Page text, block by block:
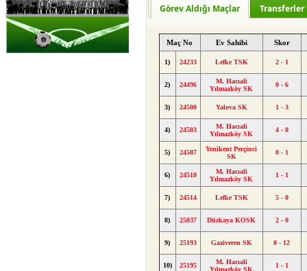
Görev Aldığı Maçlar Transferler
Maç No Ev Sahibi Skor
1) 24233 Lefke TSK 2 - 1
2) 24496
M. Hacıali
Yılmazköy SK
0 - 6
3) 24500 Yalova SK 1 - 3
4) 24503
M. Hacıali
Yılmazköy SK
4 - 0
5) 24507
Yenikent Perçinci
SK
0 - 1
6) 24510
M. Hacıali
Yılmazköy SK
1 - 1
7) 24514 Lefke TSK 5 - 0
8) 25037 Düzkaya KOSK 2 - 0
9) 25193 Gaziveren SK 0 - 12
10) 25195
M. Hacıali
Yılmazköy SK
1 - 1